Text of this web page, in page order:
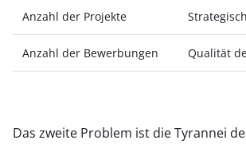
Anzahl der Projekte
Anzahl der Bewerbungen Qualität
Das zweite Problem ist die Tyrannei